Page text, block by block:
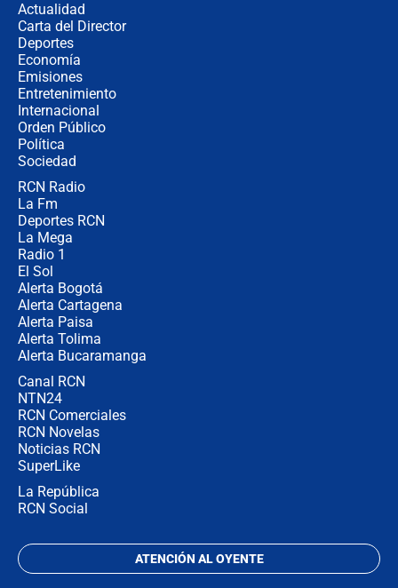
Actualidad
Carta del Director
Deportes
Economía
Emisiones
Entretenimiento
Internacional
Orden Público
Política
Sociedad
RCN Radio
La Fm
Deportes RCN
La Mega
Radio 1
El Sol
Alerta Bogotá
Alerta Cartagena
Alerta Paisa
Alerta Tolima
Alerta Bucaramanga
Canal RCN
NTN24
RCN Comerciales
RCN Novelas
Noticias RCN
SuperLike
La República
RCN Social
ATENCIÓN AL OYENTE